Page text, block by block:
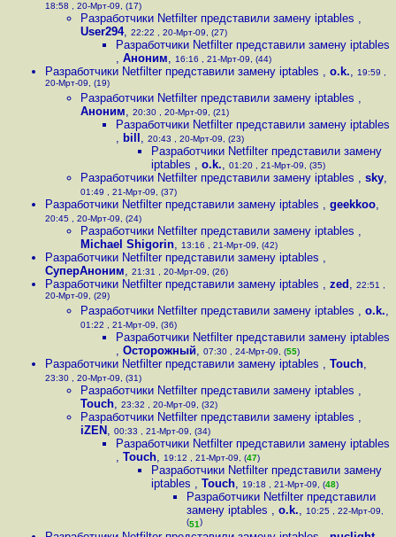
18:58 , 20-Мрт-09, (17)
Разработчики Netfilter представили замену iptables ,
User294, 22:22 , 20-Мрт-09, (27)
Разработчики Netfilter представили замену iptables
, Аноним, 16:16 , 21-Мрт-09, (44)
Разработчики Netfilter представили замену iptables , o.k., 19:59 ,
20-Мрт-09, (19)
Разработчики Netfilter представили замену iptables ,
Аноним, 20:30 , 20-Мрт-09, (21)
Разработчики Netfilter представили замену iptables
, bill , 20:43 , 20-Мрт-09, (23)
Разработчики Netfilter представили замену
iptables , o.k., 01:20 , 21-Мрт-09, (35)
Разработчики Netfilter представили замену iptables , sky,
01:49 , 21-Мрт-09, (37)
Разработчики Netfilter представили замену iptables , geekkoo,
20:45 , 20-Мрт-09, (24)
Разработчики Netfilter представили замену iptables ,
Michael Shigorin, 13:16 , 21-Мрт-09, (42)
Разработчики Netfilter представили замену iptables ,
СуперАноним, 21:31 , 20-Мрт-09, (26)
Разработчики Netfilter представили замену iptables , zed , 22:51 ,
20-Мрт-09, (29)
Разработчики Netfilter представили замену iptables , o.k.,
01:22 , 21-Мрт-09, (36)
Разработчики Netfilter представили замену iptables
, Осторожный, 07:30 , 24-Мрт-09, (55)
Разработчики Netfilter представили замену iptables , Touch,
23:30 , 20-Мрт-09, (31)
Разработчики Netfilter представили замену iptables ,
Touch, 23:32 , 20-Мрт-09, (32)
Разработчики Netfilter представили замену iptables ,
iZEN , 00:33 , 21-Мрт-09, (34)
Разработчики Netfilter представили замену iptables
, Touch, 19:12 , 21-Мрт-09, (47)
Разработчики Netfilter представили замену
iptables , Touch, 19:18 , 21-Мрт-09, (48)
Разработчики Netfilter представили
замену iptables , o.k., 10:25 , 22-Мрт-09,
(51)